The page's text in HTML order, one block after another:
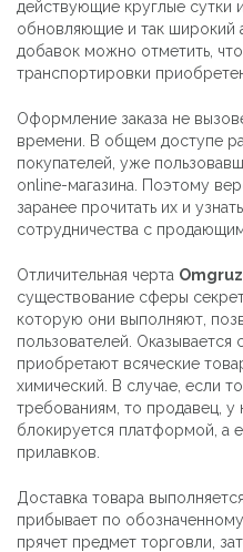
действующие круглые сутки
обновляющие и так широкий
добавок можно отметить,
транспортировки
Оформление заказа не
времени. В общем доступе
покупателей, уже
online-магазина. Поэтому
заранее прочитать их и
сотрудничества с
Отличительная черта
существование сферы
которую они выполняют,
пользователей. Оказывается
приобретают всяческие
химический. В случае, если
требованиям, то продавец, у
блокируется платформой, а
прилавков.
Доставка товара
прибывает по
прячет предмет торговли,